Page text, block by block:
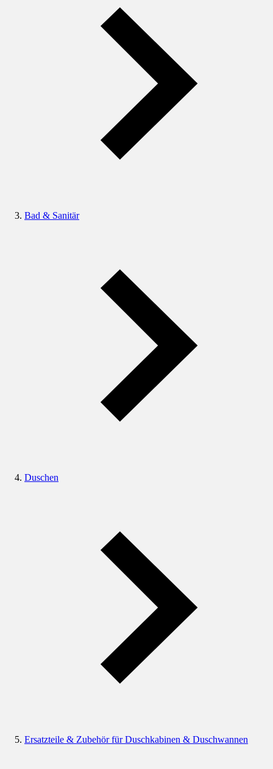
Bad & Sanitär
Duschen
Ersatzteile & Zubehör für Duschkabinen & Duschwannen